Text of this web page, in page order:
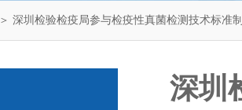
＞ 深圳检验检疫局参与检疫性真菌检测技术标准
深圳